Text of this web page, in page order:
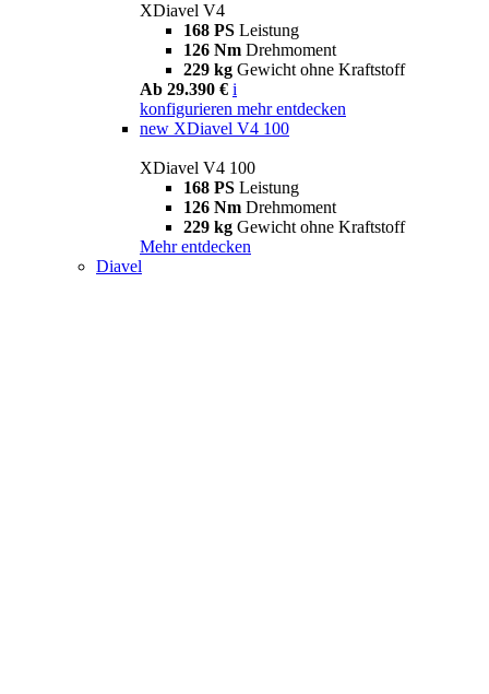
XDiavel V4
168 PS Leistung
126 Nm Drehmoment
229 kg Gewicht ohne Kraftstoff
Ab 29.390 € i
konfigurieren mehr entdecken
new XDiavel V4 100
XDiavel V4 100
168 PS Leistung
126 Nm Drehmoment
229 kg Gewicht ohne Kraftstoff
Mehr entdecken
Diavel